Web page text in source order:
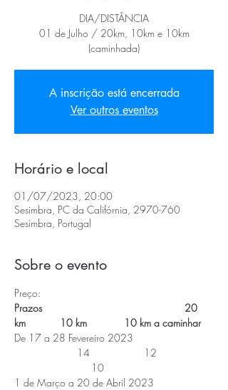
DIA/DISTÂNCIA
01 de Julho / 20km, 10km e 10km
(caminhada)
A inscrição está encerrada
Ver outros eventos
Horário e local
01/07/2023, 20:00
Sesimbra, PC da Califórnia, 2970-760
Sesimbra, Portugal
Sobre o evento
Preço:
Prazos                                                  20
km            10 km             10 km a caminhar
De 17 a 28 Fevereiro 2023
14                   12
10
1 de Março a 20 de Abril 2023